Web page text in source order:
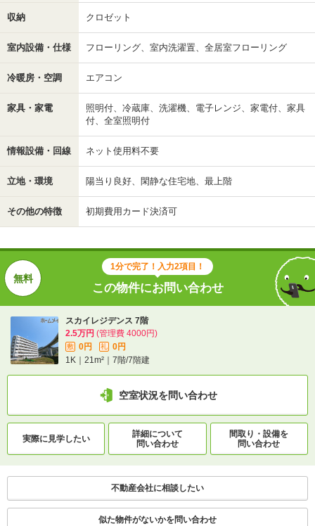
収納 クロゼット
室内設備・仕様 フローリング、室内洗濯置、全居室フローリング
冷暖房・空調 エアコン
家具・家電
照明付、冷蔵庫、洗濯機、電子レンジ、家電付、家具
付、全室照明付
情報設備・回線 ネット使用料不要
立地・環境 陽当り良好、閑静な住宅地、最上階
その他の特徴 初期費用カード決済可
1分で完了！入力2項目！
この物件にお問い合わせ
スカイレジデンス 7階
2.5万円 (管理費 4000円)
敷 0円 礼
0円
1K｜21m²｜7階/7階建
空室状況を問い合わせ
実際に見学したい
詳細について
問い合わせ
間取り・設備を
問い合わせ
不動産会社に相談したい
似た物件がないかを問い合わせ